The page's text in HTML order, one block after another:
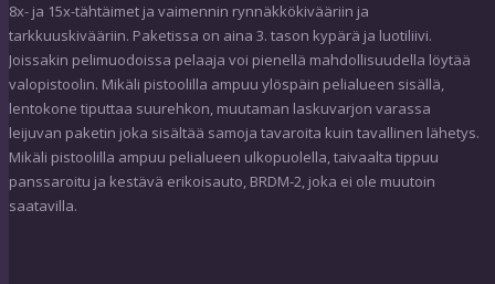
8x- ja 15x-tähtäimet ja vaimennin rynnäkkökivääriin ja
tarkkuuskivääriin. Paketissa on aina 3. tason kypärä ja luotiliivi.
Joissakin pelimuodoissa pelaaja voi pienellä mahdollisuudella löytää
valopistoolin. Mikäli pistoolilla ampuu ylöspäin pelialueen sisällä,
lentokone tiputtaa suurehkon, muutaman laskuvarjon varassa
leijuvan paketin joka sisältää samoja tavaroita kuin tavallinen lähetys.
Mikäli pistoolilla ampuu pelialueen ulkopuolella, taivaalta tippuu
panssaroitu ja kestävä erikoisauto, BRDM-2, joka ei ole muutoin
saatavilla.